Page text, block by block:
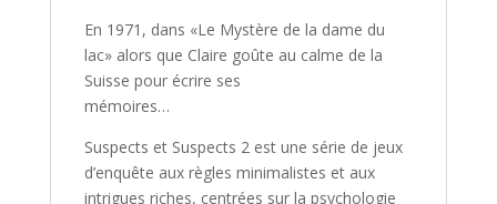
En 1971, dans «Le Mystère de la dame du
lac» alors que Claire goûte au calme de la
Suisse pour écrire ses
mémoires…
Suspects et Suspects 2est une série de jeux
d’enquête aux règles minimalistes et aux
intrigues riches, centrées sur la psychologie